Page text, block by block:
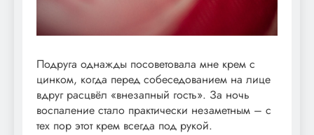
Подруга однажды посоветовала мне крем с
цинком, когда перед собеседованием на лице
вдруг расцвёл «внезапный гость». За ночь
воспаление стало практически незаметным – с
тех пор этот крем всегда под рукой.